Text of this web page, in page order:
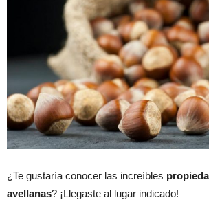
¿Te gustaría conocer las increíbles
avellanas? ¡Llegaste al lugar indicado!